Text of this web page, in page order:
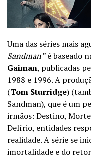
Uma das séries mais
Sandman”é baseado
Gaiman, publicadas
1988 e 1996. A
(Tom Sturridge)
Sandman), que é um
irmãos: Destino,
Delírio, entidades
realidade. A série se
imortalidade e do